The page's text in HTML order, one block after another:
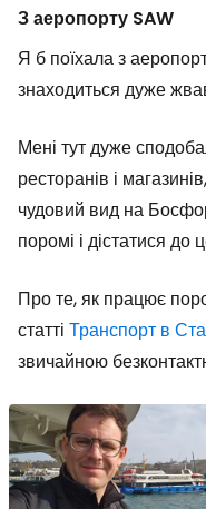
З аеропорту SAW
Я б поїхала з
знаходиться дуже
Мені тут дуже
ресторанів і
чудовий вид на
поромі і дістатися до
Про те, як працює
статті Транспорт в
звичайною